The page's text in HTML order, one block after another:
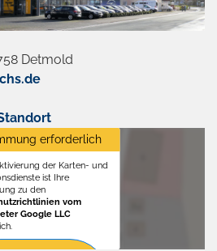
Detmold
erforderlich
der Karten- und
ist Ihre
zu den
vom
Google LLC